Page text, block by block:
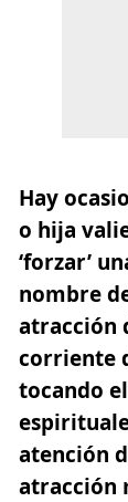
Hay
o hija
‘forzar’
nombre
atracción
corriente
tocando
atención
atracción